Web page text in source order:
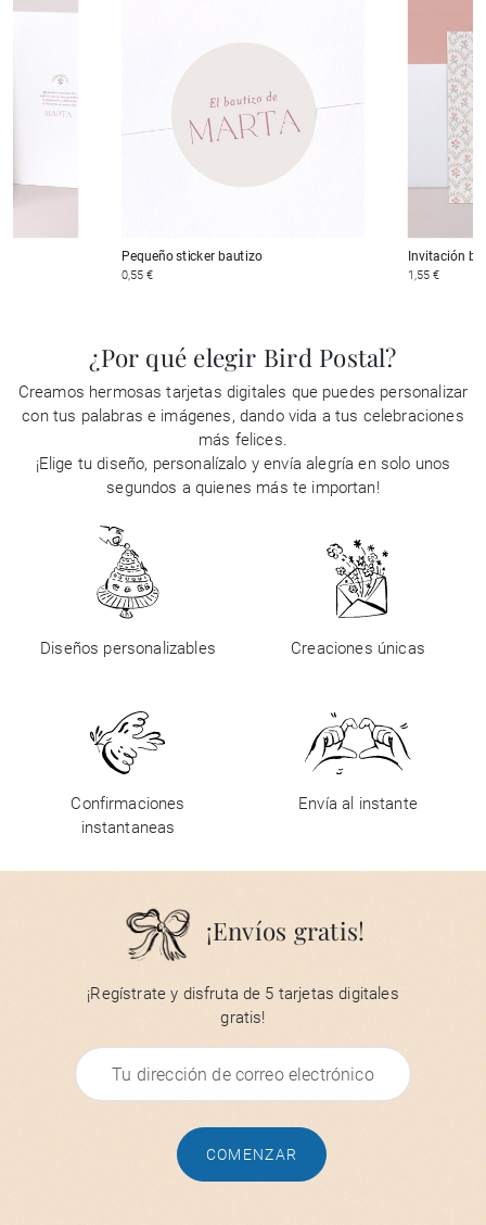
Pequeño sticker bautizo
0,55 €
Invitación
1,55 €
¿Por qué elegir Bird Postal?
Creamos hermosas tarjetas digitales que puedes personalizar
con tus palabras e imágenes, dando vida a tus celebraciones
más felices.
¡Elige tu diseño, personalízalo y envía alegría en solo unos
segundos a quienes más te importan!
Diseños personalizables Creaciones únicas
Confirmaciones
instantaneas
Envía al instante
¡Envíos gratis!
¡Regístrate y disfruta de 5 tarjetas digitales
gratis!
COMENZAR